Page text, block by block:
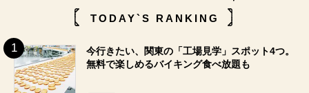
TODAY`S RANKING
今行きたい、関東の「工場見学」スポット4つ。
無料で楽しめるバイキング食べ放題も